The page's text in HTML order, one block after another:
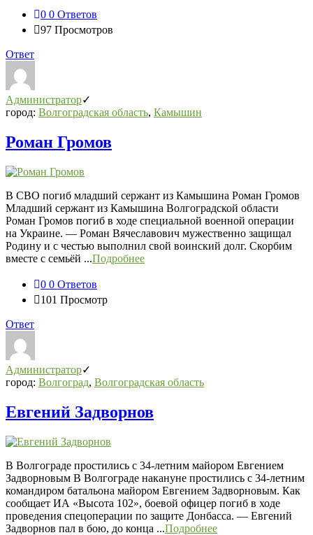
0 0 Ответов
97 Просмотров
Ответ
Администратор
город: Волгоградская область, Камышин
Роман Громов
В СВО погиб младший сержант из Камышина Роман Громов
Младший сержант из Камышина Волгоградской области
Роман Громов погиб в ходе специальной военной операции
на Украине. — Роман Вячеславович мужественно защищал
Родину и с честью выполнил свой воинский долг. Скорбим
вместе с семьёй ...Подробнее
0 0 Ответов
101 Просмотр
Ответ
Администратор
город: Волгоград, Волгоградская область
Евгений Задворнов
В Волгограде простились с 34-летним майором Евгением
Задворновым В Волгограде накануне простились с 34-летним
командиром батальона майором Евгением Задворновым. Как
сообщает ИА «Высота 102», боевой офицер погиб в ходе
проведения спецоперации по защите Донбасса. — Евгений
Задворнов пал в бою, до конца ...Подробнее